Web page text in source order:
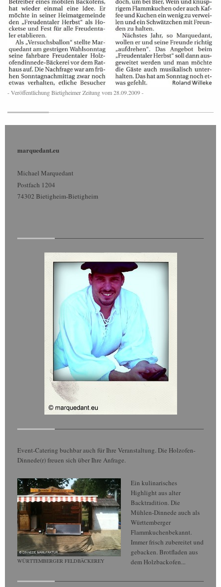
- Veröffentlichung Bietigheimer Zeitung vom 28.09.2009 -
marquedant.eu
Michael Marquedant
Postfach 1204
74302 Bietigheim-Bietigheim
Event-Catering buchbar auch für Ihre Veranstaltung. Die Holzofen-
Dinnede(r) freuen sich über Ihre Anfrage.
WÜRTTEMBERGER FELDBÄCKEREY
Ein kulinarisches
Highlight aus alter
Backtradition. Die
Mühlen-Dinnede auch als
Württemberger
Flammkuchenbekannt.
Immer frisch zubereitet und
gebacken. Brotfladen aus
dem Holzbackofen...